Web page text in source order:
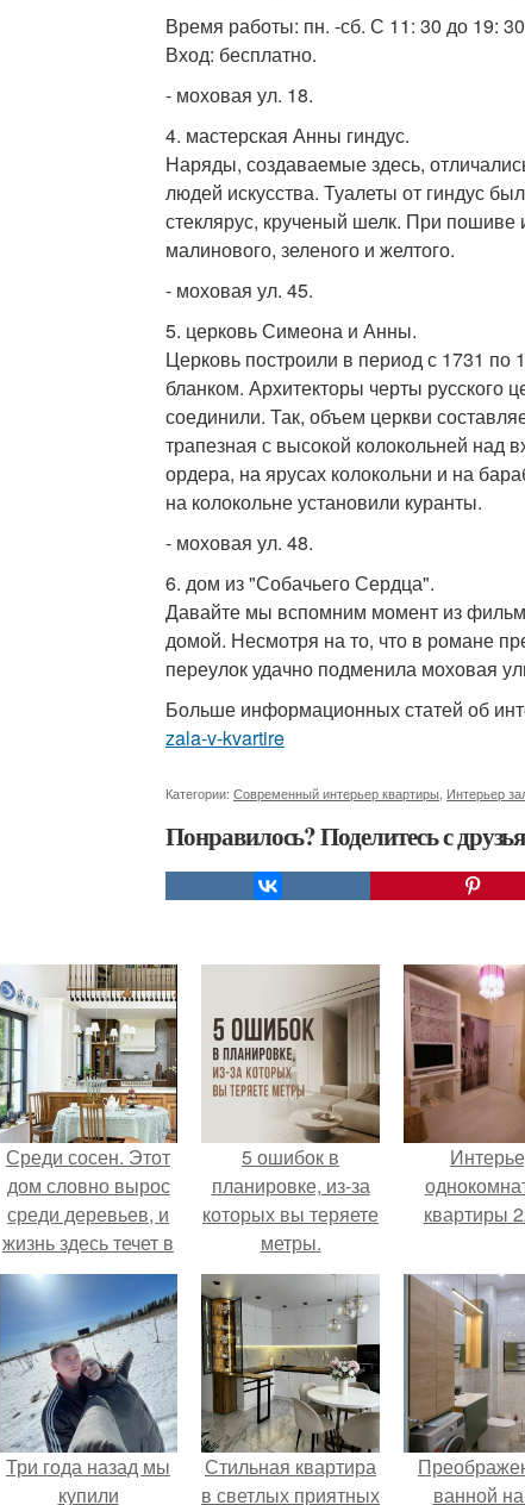
Время работы: пн. -сб. С 11: 30 до 19:
Вход: бесплатно.
- моховая ул. 18.
4. мастерская Анны гиндус.
Наряды, создаваемые здесь,
людей искусства. Туалеты от гиндус
стеклярус, крученый шелк. При
малинового, зеленого и желтого.
- моховая ул. 45.
5. церковь Симеона и Анны.
Церковь построили в период с 1731
бланком. Архитекторы черты русского
соединили. Так, объем церкви
трапезная с высокой колокольней над
ордера, на ярусах колокольни и на
на колокольне установили куранты.
- моховая ул. 48.
6. дом из "Собачьего Сердца".
Давайте мы вспомним момент из
домой. Несмотря на то, что в романе
переулок удачно подменила моховая
Больше информационных статей об
zala-v-kvartire
Категории: Современный интерьер квартиры Интерьер
Понравилось? Поделитесь с
Среди сосен. Этот
дом словно вырос
среди деревьев, и
жизнь здесь течет в
собственном ритме
- спокойно, без
спешки и лишнего
шума.
5 ошибок в
планировке, из-за
которых вы теряете
метры.
квартиры
Три года назад мы
купили
Стильная квартира
в светлых приятных
ванной